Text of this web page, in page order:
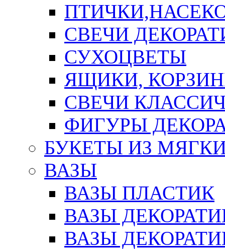
СВЕЧИ
СУХОЦВЕТЫ
ЯЩИКИ,
СВЕЧИ
ФИГУРЫ
БУКЕТЫ ИЗ
ВАЗЫ
ВАЗЫ ПЛАСТИК
ВАЗЫ
ВАЗЫ